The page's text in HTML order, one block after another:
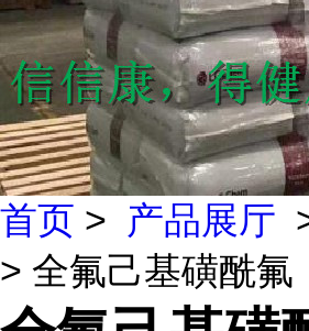
首页 > 产品展厅
> 全氟己基磺酰氟